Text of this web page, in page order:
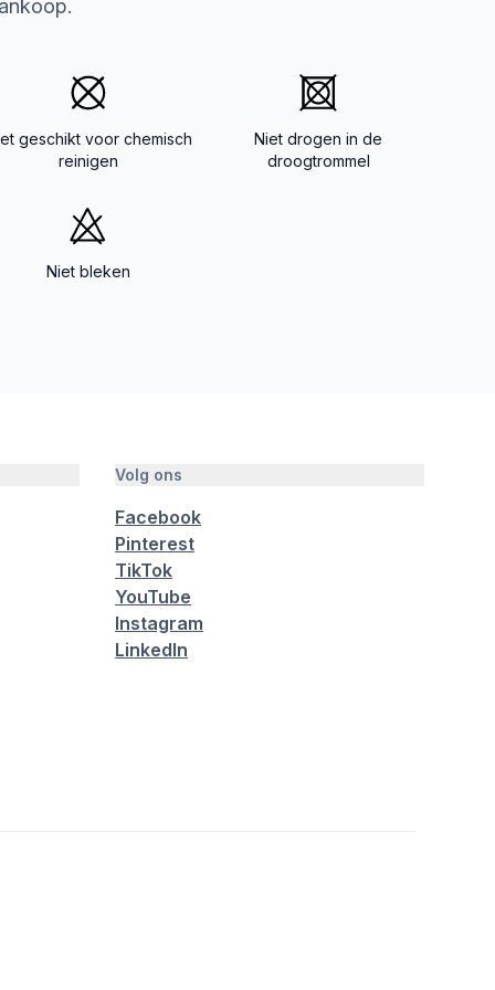
geschikt voor chemisch
reinigen
Niet drogen in de
droogtrommel
Niet bleken
Volg ons
Facebook
Pinterest
TikTok
YouTube
Instagram
LinkedIn